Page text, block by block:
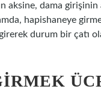
aksine, dama
hapishaneye
durum bir çatı